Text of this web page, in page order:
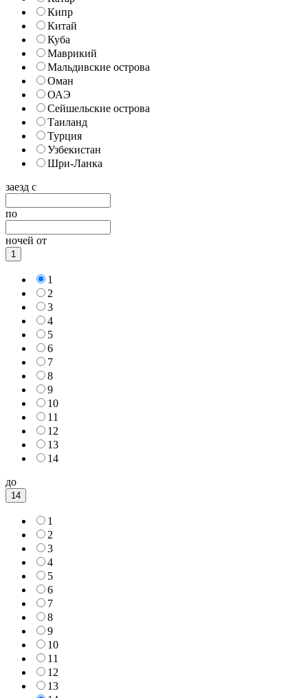
Кипр
Китай
Куба
Маврикий
Мальдивские острова
Оман
ОАЭ
Сейшельские острова
Таиланд
Турция
Узбекистан
Шри-Ланка
заезд с
по
ночей от
1
1
2
3
4
5
6
7
8
9
10
11
12
13
14
до
14
1
2
3
4
5
6
7
8
9
10
11
12
13